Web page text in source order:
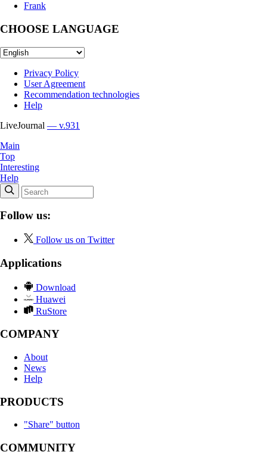
Frank
CHOOSE LANGUAGE
Privacy Policy
User Agreement
Recommendation technologies
Help
LiveJournal — v.931
Main
Top
Interesting
Help
Follow us:
Follow us on Twitter
Applications
Download
Huawei
RuStore
COMPANY
About
News
Help
PRODUCTS
"Share" button
COMMUNITY